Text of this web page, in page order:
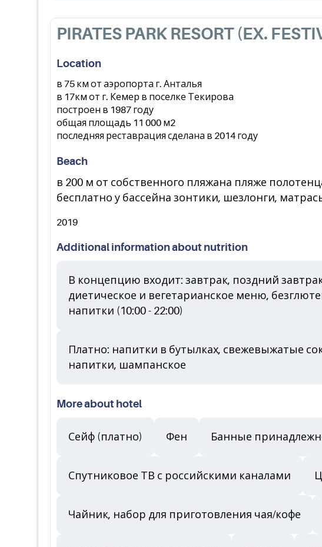
PIRATES PARK RESORT (EX.
Location
в 75 км от аэропорта г. Анталья
в 17км от г. Кемер в поселке Текирова
построен в 1987 году
общая площадь 11 000 м2
последняя реставрация сделана в 2014 году
Beach
в 200 м от собственного пляжана пляже
бесплатно у бассейна зонтики, шезлонги,
2019
Additional information about nutrition
В концепцию входит: завтрак, поздний
диетическое и вегетарианское меню,
напитки (10:00 - 22:00)
Платно: напитки в бутылках, свежевыжатые
напитки, шампанское
More about hotel
Сейф (платно) Фен Банные
Спутниковое ТВ с российскими каналами
Чайник, набор для приготовления чая/кофе